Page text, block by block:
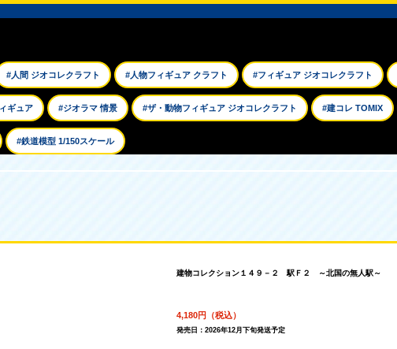
#人間 ジオコレクラフト #人物フィギュア クラフト #フィギュア ジオコレクラフト
ギュア #ジオラマ 情景 #ザ・動物フィギュア ジオコレクラフト #建コレ TOMIX
#鉄道模型 1/150スケール
建物コレクション１４９－２ 駅Ｆ２ ～北国の無人駅～
4,180円（税込）
発売日：2026年12月下旬発送予定